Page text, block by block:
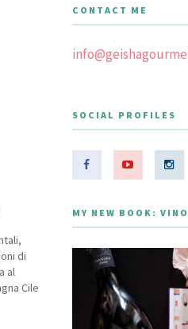
di
al
Cile
CONTACT ME
SOCIAL PROFILES
MY NEW BOOK: